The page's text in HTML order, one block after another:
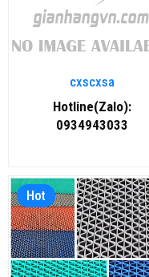
cxscxsa
Hotline(Zalo):
0934943033
Hot